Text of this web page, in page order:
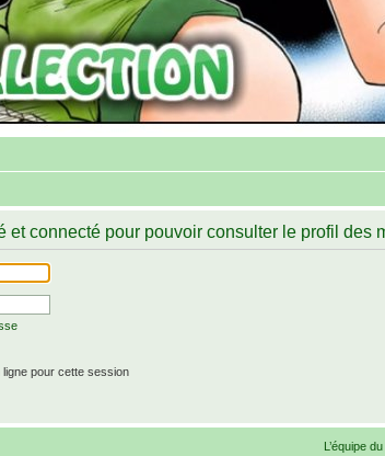
et connecté pour pouvoir consulter le profil des
pour cette session
L’équipe